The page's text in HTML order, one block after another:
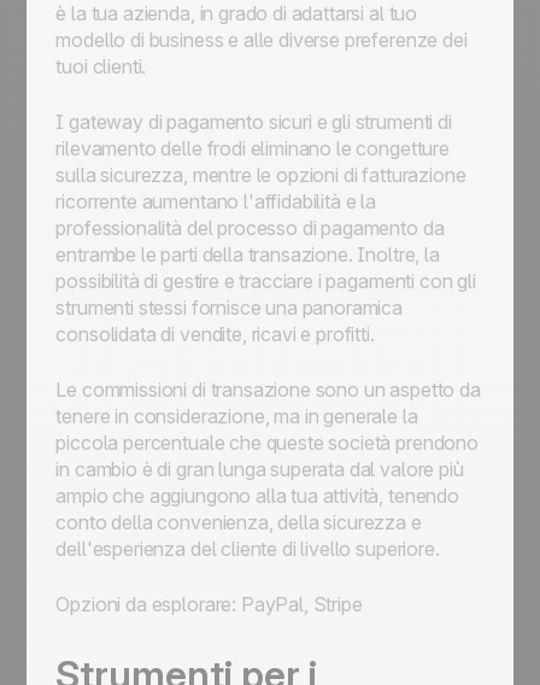
è la tua azienda, in grado di adattarsi al tuo
modello di business e alle diverse preferenze dei
tuoi clienti.
I gateway di pagamento sicuri e gli strumenti di
rilevamento delle frodi eliminano le congetture
sulla sicurezza, mentre le opzioni di fatturazione
ricorrente aumentano l'affidabilità e la
professionalità del processo di pagamento da
entrambe le parti della transazione. Inoltre, la
possibilità di gestire e tracciare i pagamenti con gli
strumenti stessi fornisce una panoramica
consolidata di vendite, ricavi e profitti.
Le commissioni di transazione sono un aspetto da
tenere in considerazione, ma in generale la
piccola percentuale che queste società prendono
in cambio è di gran lunga superata dal valore più
ampio che aggiungono alla tua attività, tenendo
conto della convenienza, della sicurezza e
dell'esperienza del cliente di livello superiore.
Opzioni da esplorare: PayPal, Stripe
Strumenti per i